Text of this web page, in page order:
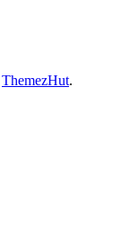
ThemezHut.